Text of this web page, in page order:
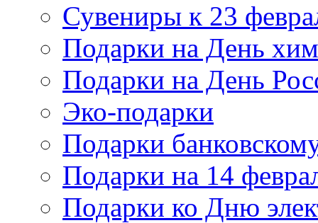
Сувениры к 23
Подарки на День
Подарки на День
Эко-подарки
Подарки
Подарки на 14
Подарки ко Дню